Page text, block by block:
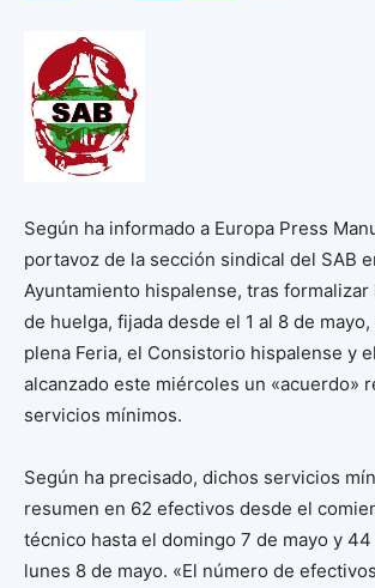
Según ha informado a Europa Press
portavoz de la sección sindical del SAB
Ayuntamiento hispalense, tras
de huelga, fijada desde el 1 al 8 de
plena Feria, el Consistorio hispalense y
alcanzado este miércoles un «acuerdo»
servicios mínimos.
Según ha precisado, dichos servicios
resumen en 62 efectivos desde el
técnico hasta el domingo 7 de mayo y
lunes 8 de mayo. «El número de